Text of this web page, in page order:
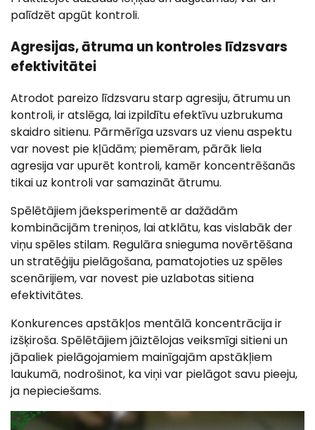
palīdzēt apgūt kontroli.
Agresijas, ātruma un kontroles līdzsvars
efektivitātei
Atrodot pareizo līdzsvaru starp agresiju, ātrumu un
kontroli, ir atslēga, lai izpildītu efektīvu uzbrukuma
skaidro sitienu. Pārmērīga uzsvars uz vienu aspektu
var novest pie kļūdām; piemēram, pārāk liela
agresija var upurēt kontroli, kamēr koncentrēšanās
tikai uz kontroli var samazināt ātrumu.
Spēlētājiem jāeksperimentē ar dažādām
kombinācijām treniņos, lai atklātu, kas vislabāk der
viņu spēles stilam. Regulāra snieguma novērtēšana
un stratēģiju pielāgošana, pamatojoties uz spēles
scenārijiem, var novest pie uzlabotas sitiena
efektivitātes.
Konkurences apstākļos mentālā koncentrācija ir
izšķiroša. Spēlētājiem jāiztēlojas veiksmīgi sitieni un
jāpaliek pielāgojamiem mainīgajām apstākļiem
laukumā, nodrošinot, ka viņi var pielāgot savu pieeju,
ja nepieciešams.